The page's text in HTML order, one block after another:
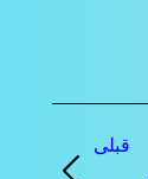
قبلی